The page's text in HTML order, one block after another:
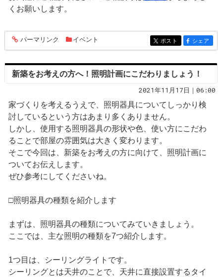
くお願いします。
entry985
パーマリンク イベント entry985
ポスト entry985
シェア
新築をお考えの方へ！照明計画にこだわりましょう！
2021年11月17日｜06:00
家づくりを考えるうえで、照明器具についてしっかり検
討しているという方はあまり多くありません。
しかし、使用する照明器具の形状や色、使い方にこだわ
ることで部屋の雰囲気は大きく変わります。
そこで今回は、新築をお考えの方に向けて、照明計画に
ついてお伝えします。
ぜひ参考にしてくださいね。
□照明器具の種類を紹介します
まずは、照明器具の種類についてみていきましょう。
ここでは、主な照明の種類を7つ紹介します。
1つ目は、シーリングライトです。
シーリングとは天井のことで、天井に直接設置するタイ